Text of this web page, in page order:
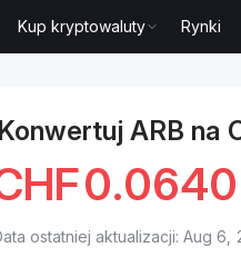
Kup kryptowaluty Rynki
Konwertuj ARB na
ostatniej aktualizacji: Aug